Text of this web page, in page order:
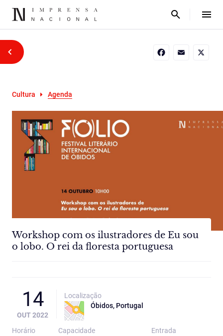
Cultura Agenda
Workshop com os ilustradores de Eu sou
o lobo. O rei da floresta portuguesa
14
OUT 2022
Localização
Óbidos, Portugal
Horário
Capacidade
Entrada